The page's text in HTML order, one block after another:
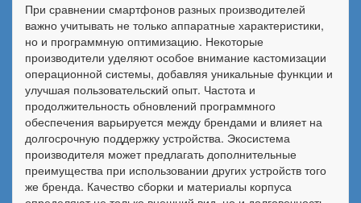
При сравнении смартфонов разных производителей
важно учитывать не только аппаратные характеристики,
но и программную оптимизацию. Некоторые
производители уделяют особое внимание кастомизации
операционной системы, добавляя уникальные функции и
улучшая пользовательский опыт. Частота и
продолжительность обновлений программного
обеспечения варьируется между брендами и влияет на
долгосрочную поддержку устройства. Экосистема
производителя может предлагать дополнительные
преимущества при использовании других устройств того
же бренда. Качество сборки и материалы корпуса